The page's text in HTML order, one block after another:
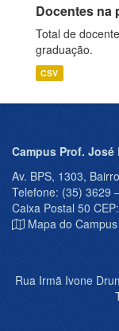
Docentes na
Total de
graduação.
CSV
Campus Prof. José
Av. BPS, 1303,
Telefone: (35) 3629
Caixa Postal 50
Mapa do Campus
Rua Irmã Ivone